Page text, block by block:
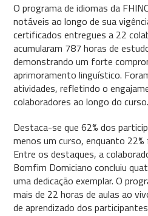
O programa de idiomas da
notáveis ao longo de sua
certificados entregues a 22
acumularam 787 horas de
demonstrando um forte
aprimoramento linguístico.
atividades, refletindo o
colaboradores ao longo do curso.
Destaca-se que 62% dos
menos um curso, enquanto
Entre os destaques, a
Bomfim Domiciano concluiu
uma dedicação exemplar. O
mais de 22 horas de aulas ao
de aprendizado dos